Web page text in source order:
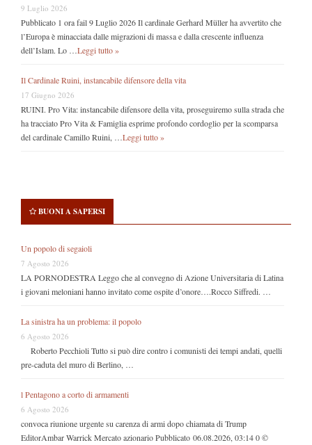
9 Luglio 2026
Pubblicato 1 ora fail 9 Luglio 2026 Il cardinale Gerhard Müller ha avvertito che
l’Europa è minacciata dalle migrazioni di massa e dalla crescente influenza
dell’Islam. Lo … Leggi tutto »
Il Cardinale Ruini, instancabile difensore della vita
17 Giugno 2026
RUINI. Pro Vita: instancabile difensore della vita, proseguiremo sulla strada che
ha tracciato Pro Vita & Famiglia esprime profondo cordoglio per la scomparsa
del cardinale Camillo Ruini, … Leggi tutto »
BUONI A SAPERSI
Un popolo di segaioli
7 Agosto 2026
LA PORNODESTRA Leggo che al convegno di Azione Universitaria di Latina
i giovani meloniani hanno invitato come ospite d’onore….Rocco Siffredi. …
La sinistra ha un problema: il popolo
6 Agosto 2026
Roberto Pecchioli Tutto si può dire contro i comunisti dei tempi andati, quelli
pre-caduta del muro di Berlino, …
l Pentagono a corto di armamenti
6 Agosto 2026
convoca riunione urgente su carenza di armi dopo chiamata di Trump
EditorAmbar Warrick Mercato azionario Pubblicato 06.08.2026, 03:14 0 ©